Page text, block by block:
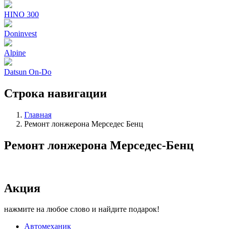
HINO 300
Doninvest
Alpine
Datsun On-Do
Строка навигации
Главная
Ремонт лонжерона Мерседес Бенц
Ремонт лонжерона Мерседес-Бенц
Акция
нажмите на любое слово и найдите подарок!
Автомеханик